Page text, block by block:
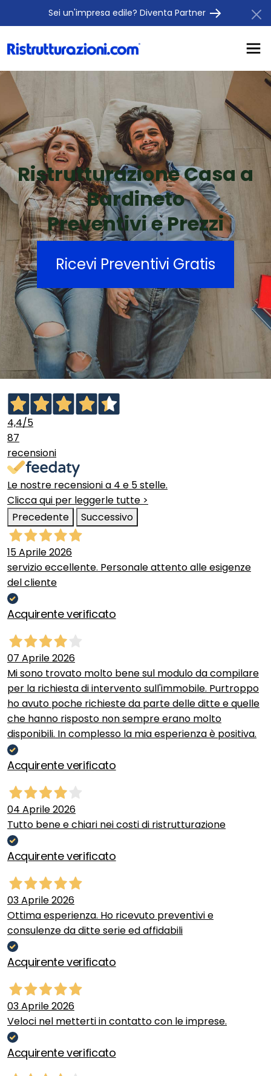
Sei un'impresa edile? Diventa Partner
Ristrutturazione Casa a
Bardineto
Preventivi e Prezzi
Ricevi Preventivi Gratis
4,4/5
87
recensioni
Le nostre recensioni a 4 e 5 stelle.
Clicca qui per leggerle tutte >
Precedente
Successivo
15 Aprile 2026
servizio eccellente. Personale attento alle esigenze
del cliente
Acquirente verificato
07 Aprile 2026
Mi sono trovato molto bene sul modulo da compilare
per la richiesta di intervento sull'immobile. Purtroppo
ho avuto poche richieste da parte delle ditte e quelle
che hanno risposto non sempre erano molto
disponibili. In complesso la mia esperienza è positiva.
Acquirente verificato
04 Aprile 2026
Tutto bene e chiari nei costi di ristrutturazione
Acquirente verificato
03 Aprile 2026
Ottima esperienza. Ho ricevuto preventivi e
consulenze da ditte serie ed affidabili
Acquirente verificato
03 Aprile 2026
Veloci nel metterti in contatto con le imprese.
Acquirente verificato